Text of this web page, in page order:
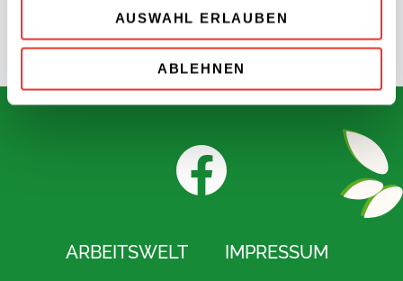
AUSWAHL ERLAUBEN
ABLEHNEN
Vorheriger Download Nächster Download
F
ARBEITSWELT IMPRESSUM